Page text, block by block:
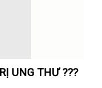
UNG THƯ ???